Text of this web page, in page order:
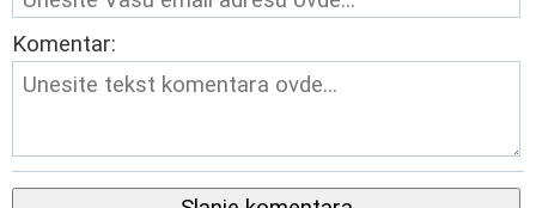
Komentar: